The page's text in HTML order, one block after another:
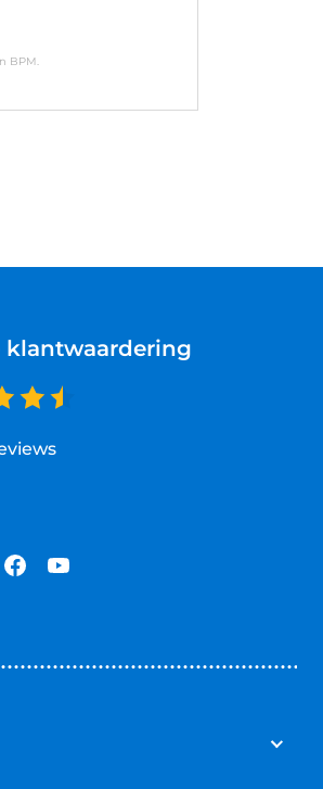
BPM.
klantwaardering